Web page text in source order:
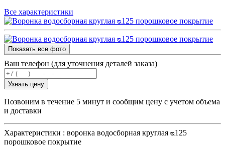
Все характеристики
Показать все фото
Ваш телефон (для уточнения деталей заказа)
Узнать цену
Позвоним в течение 5 минут и сообщим цену с учетом объема
и доставки
Характеристики : воронка водосборная круглая ᴓ125
порошковое покрытие